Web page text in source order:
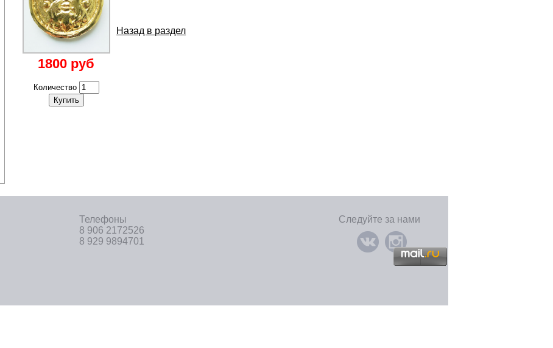
1800 руб
Количество
Купить
Назад в раздел
Телефоны
8 906 2172526
8 929 9894701
Следуйте за нами